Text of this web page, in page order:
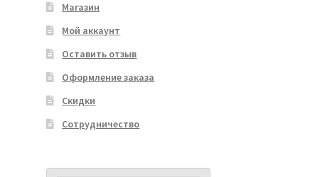
Магазин
Мой аккаунт
Оставить отзыв
Оформление заказа
Скидки
Сотрудничество